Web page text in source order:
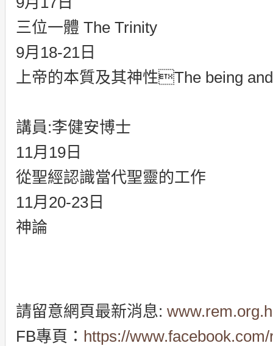
三位一體 The Trinity
9月18-21日
上帝的本質及其神性The being
講員:李健安博士
11月19日
從聖經認識當代聖靈的工作
11月20-23日
神論
請留意網頁最新消息:
FB專頁： https://